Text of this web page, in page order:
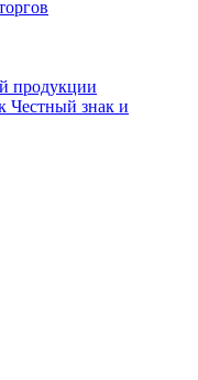
продукции
Честный знак и